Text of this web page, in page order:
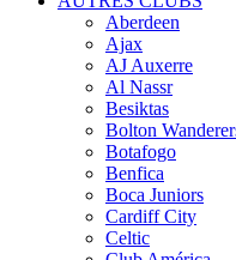
Aberdeen
Ajax
AJ Auxerre
Al Nassr
Besiktas
Bolton
Botafogo
Benfica
Boca Juniors
Cardiff City
Celtic